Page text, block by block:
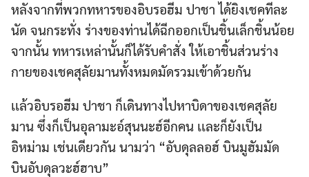
หลังจากที่พวกทหารของอิบรอฮีม ปาชา ได้ยิงเชคทีละ
นัด จนกระทั่ง ร่างของท่านได้ฉีกออกเป็นชิ้นเล็กชิ้นน้อย
จากนั้น ทหารเหล่านั้นก็ได้รับคำสั่ง ให้เอาชิ้นส่วนร่าง
กายของเชคสุลัยมานทั้งหมดมัดรวมเข้าด้วยกัน
เเล้วอิบรอฮีม ปาชา ก็เดินทางไปหาบิดาของเชคสุลัย
มาน ซึ่งก็เป็นอุลามะอ์สุนนะฮ์อีกคน เเละก็ยังเป็น
อิหม่าม เช่นเดียวกัน นามว่า “อับดุลลอฮ์ บินมูฮัมมัด
บินอับดุลวะฮ์ฮาบ”